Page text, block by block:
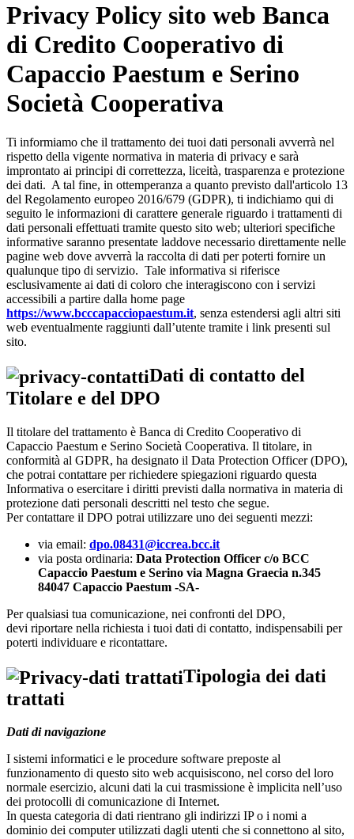
Privacy Policy sito web Banca
di Credito Cooperativo di
Capaccio Paestum e Serino
Società Cooperativa
Ti informiamo che il trattamento dei tuoi dati personali avverrà nel
rispetto della vigente normativa in materia di privacy e sarà
improntato ai principi di correttezza, liceità, trasparenza e protezione
dei dati. A tal fine, in ottemperanza a quanto previsto dall'articolo 13
del Regolamento europeo 2016/679 (GDPR), ti indichiamo qui di
seguito le informazioni di carattere generale riguardo i trattamenti di
dati personali effettuati tramite questo sito web; ulteriori specifiche
informative saranno presentate laddove necessario direttamente nelle
pagine web dove avverrà la raccolta di dati per poterti fornire un
qualunque tipo di servizio. Tale informativa si riferisce
esclusivamente ai dati di coloro che interagiscono con i servizi
accessibili a partire dalla home page
https://www.bcccapacciopaestum.it, senza estendersi agli altri siti
web eventualmente raggiunti dall’utente tramite i link presenti sul
sito.
Dati di contatto del
Titolare e del DPO
Il titolare del trattamento è Banca di Credito Cooperativo di
Capaccio Paestum e Serino Società Cooperativa. Il titolare, in
conformità al GDPR, ha designato il Data Protection Officer (DPO),
che potrai contattare per richiedere spiegazioni riguardo questa
Informativa o esercitare i diritti previsti dalla normativa in materia di
protezione dati personali descritti nel testo che segue.
Per contattare il DPO potrai utilizzare uno dei seguenti mezzi:
via email: dpo.08431@iccrea.bcc.it
via posta ordinaria: Data Protection Officer c/o BCC
Capaccio Paestum e Serino via Magna Graecia n.345
84047 Capaccio Paestum -SA-
Per qualsiasi tua comunicazione, nei confronti del DPO,
devi riportare nella richiesta i tuoi dati di contatto, indispensabili per
poterti individuare e ricontattare.
Tipologia dei dati
trattati
Dati di navigazione
I sistemi informatici e le procedure software preposte al
funzionamento di questo sito web acquisiscono, nel corso del loro
normale esercizio, alcuni dati la cui trasmissione è implicita nell’uso
dei protocolli di comunicazione di Internet.
In questa categoria di dati rientrano gli indirizzi IP o i nomi a
dominio dei computer utilizzati dagli utenti che si connettono al sito,